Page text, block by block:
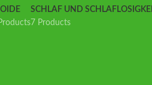
SCHLAF UND
7 Products